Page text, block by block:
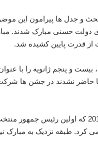
بار دیگر بحث و جدل ها پیرامون
از قدرت پایین کشیده شد.
و پنجم ژانویه را با
حاضر نشدند در جشن ها
از 2011 یعنی از زمان آغاز اعتراضات مدنی تا
طبقه نزدیک به مبارک